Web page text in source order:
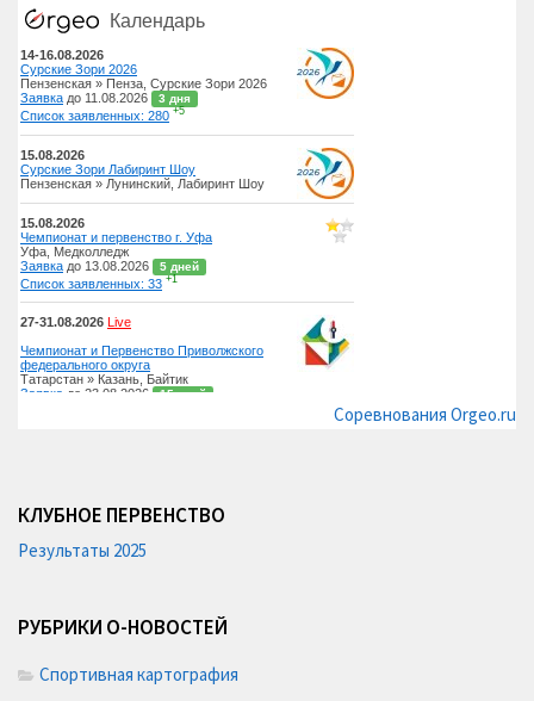
Соревнования Orgeo.ru
КЛУБНОЕ ПЕРВЕНСТВО
Результаты 2025
РУБРИКИ О-НОВОСТЕЙ
Спортивная картография